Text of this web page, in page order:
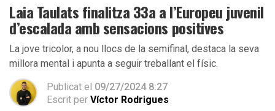
Laia Taulats finalitza 33a a l’Europeu juvenil
d’escalada amb sensacions positives
La jove tricolor, a nou llocs de la semifinal, destaca la seva
millora mental i apunta a seguir treballant el físic.
Publicat el 09/27/2024 8:27
Escrit per Víctor Rodrigues